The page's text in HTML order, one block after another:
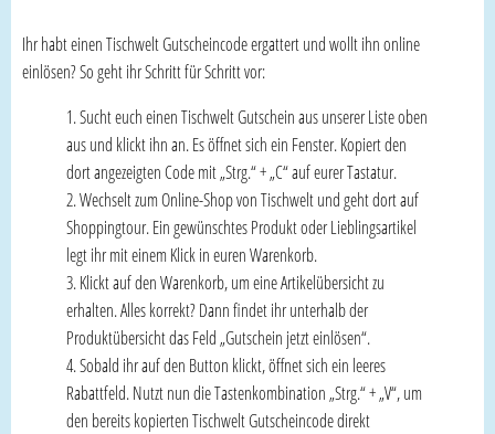
Ihr habt einen Tischwelt Gutscheincode ergattert und wollt ihn online
einlösen? So geht ihr Schritt für Schritt vor:
Sucht euch einen Tischwelt Gutschein aus unserer Liste oben
aus und klickt ihn an. Es öffnet sich ein Fenster. Kopiert den
dort angezeigten Code mit „Strg.“ + „C“ auf eurer Tastatur.
Wechselt zum Online-Shop von Tischwelt und geht dort auf
Shoppingtour. Ein gewünschtes Produkt oder Lieblingsartikel
legt ihr mit einem Klick in euren Warenkorb.
Klickt auf den Warenkorb, um eine Artikelübersicht zu
erhalten. Alles korrekt? Dann findet ihr unterhalb der
Produktübersicht das Feld „Gutschein jetzt einlösen“.
Sobald ihr auf den Button klickt, öffnet sich ein leeres
Rabattfeld. Nutzt nun die Tastenkombination „Strg.“ + „V“, um
den bereits kopierten Tischwelt Gutscheincode direkt